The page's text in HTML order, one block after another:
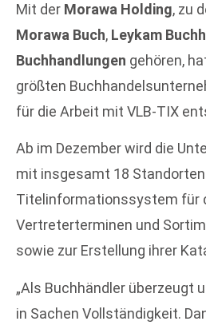
Mit der Morawa Holding, zu
Morawa Buch, Leykam
Buchhandlungen gehören,
größten
für die Arbeit mit VLB-TIX
Ab im Dezember wird die
mit insgesamt 18
Titelinformationssystem für
Vertreterterminen und
sowie zur Erstellung ihrer
„Als Buchhändler überzeugt
in Sachen Vollständigkeit.